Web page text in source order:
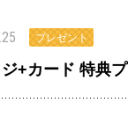
プレゼント
ジ+カード 特典